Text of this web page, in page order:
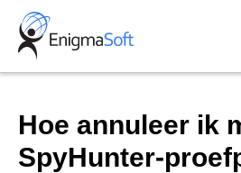
Skip
content
Hoe annuleer ik
SpyHunter-